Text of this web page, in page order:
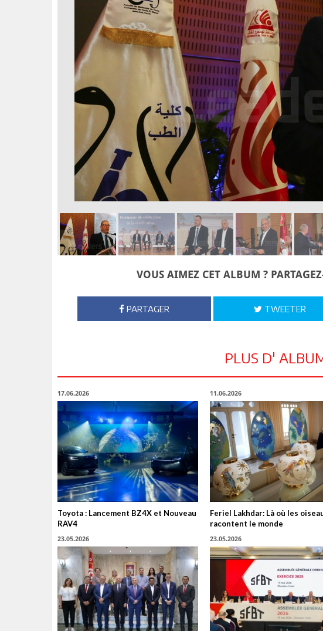
VOUS AIMEZ CET ALBUM ?
PARTAGER TWEETER
PLUS D'
17.06.2026
Toyota : Lancement BZ4X et Nouveau
RAV4
11.06.2026
Feriel Lakhdar: Là où les
racontent le monde
23.05.2026 23.05.2026